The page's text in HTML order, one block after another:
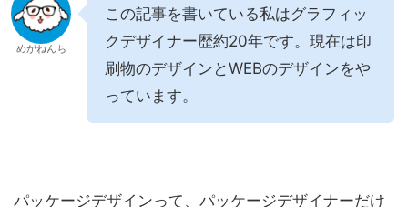
めがねんち
この記事を書いている私はグラフィッ
クデザイナー歴約20年です。現在は印
刷物のデザインとWEBのデザインをや
っています。
パッケージデザインって、パッケージデザイナーだけ